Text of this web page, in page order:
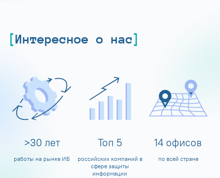
Интересное о нас
>30 лет
работы на рынке ИБ
Топ 5
российских компаний в
сфере защиты
информации
14 офисов
по всей стране